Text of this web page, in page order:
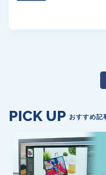
PICK UP おすすめ記